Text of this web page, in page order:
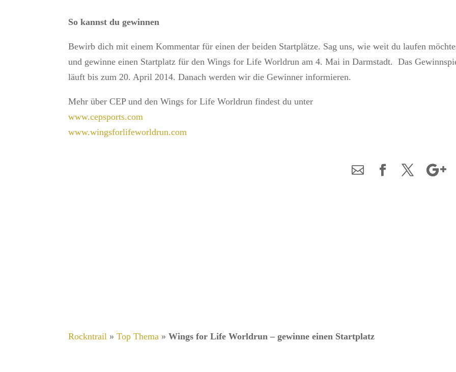
So kannst du gewinnen
Bewirb dich mit einem Kommentar für einen der beiden Startplätze. Sag uns, wie weit du laufen
und gewinne einen Startplatz für den Wings for Life Worldrun am 4. Mai in Darmstadt. Das
läuft bis zum 20. April 2014. Danach werden wir die Gewinner informieren.
Mehr über CEP und den Wings for Life Worldrun findest du unter
www.cepsports.com
www.wingsforlifeworldrun.com
Rockntrail »Top Thema »Wings for Life Worldrun – gewinne einen Startplatz